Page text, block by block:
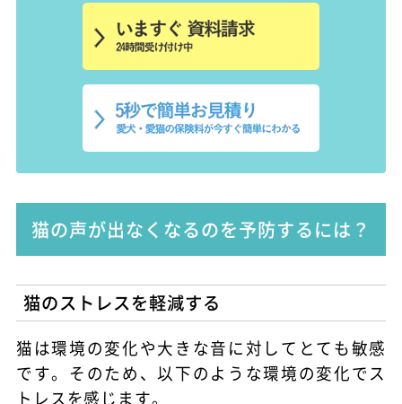
猫の声が出なくなるのを予防するには？
猫のストレスを軽減する
猫は環境の変化や大きな音に対してとても敏感
です。そのため、以下のような環境の変化でス
トレスを感じます。